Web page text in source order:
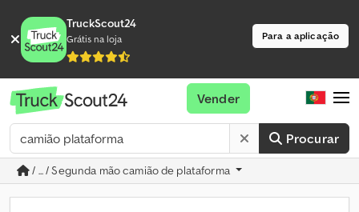
TruckScout24
Grátis na loja Para a aplicação
Procurar
Vender
/ ... / Segunda mão camião de plataforma